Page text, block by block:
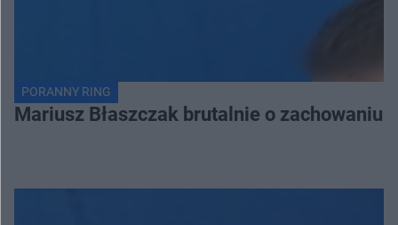
PORANNY RING
Mariusz Błaszczak brutalnie o zachowaniu